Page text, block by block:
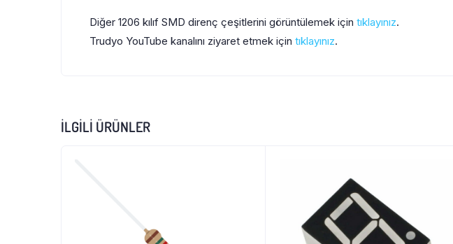
Diğer 1206 kılıf SMD direnç çeşitlerini görüntülemek için tıklayınız.
Trudyo YouTube kanalını ziyaret etmek için tıklayınız.
İLGILI ÜRÜNLER